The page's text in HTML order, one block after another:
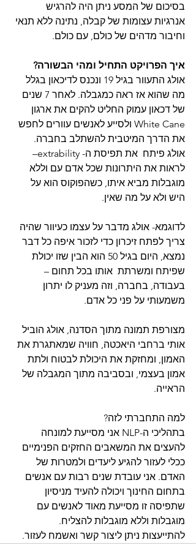
בסיכום של המסע ניתן היה להרגיש
אנרגיות עצומות של קבלה, נתינה ללא תנאי
וחיבור מדהים של כולם, עם כולם.
איך הפרויקט התחיל ומהי הבשורה?
אולג התעוור בגיל 19 ונכנס לדיכאון בגלל
מה שהוא אז ראה כמגבלה. לאחר 7 שנים
של דכאון עמוק החליט להקים את ארגון
White Cane ולסייע לאנשים עוורים לחפש
את הדרך המיטבית להשתלב בחברה.
אולג פיתח  את תפיסת ה- extrability–
לראות את היתרונות שכל אדם עם וללא
מוגבלות מביא איתו, כשהפוקוס הוא על
היש ולא על מה שאין.
לדוגמא- אולג מדבר על עצמו כעיוור שהיה
צריך לפתח זיכרון כדי לזכור איפה כל דבר
נמצא, היום בגיל 50 הוא הבין שזו יכולת
שפיתח ומשרתת  אותו בכל תחום –
בעבודה, בחברה, וזה מעניק לו יתרון
משמעותי על פני כל אדם.
מצורפת תמונה מתוך הסדנה, אולג הוביל
אותי ברחבי היאכטה, חוויה שמאתגרת את
האמון, ומחזקת את היכולת לבטוח ולתת
אמון בעצמי, ובסביבה מתוך המגבלה של
הראייה.
למה התחברתי לזה?
בתהליכי ה-NLP אני מסייעת למונחה
להעצים את המשאבים החזקים הפנימיים
ככלי לעזור להגיע ליעדים ולמטרות של
האדם. אני עובדת שנים רבות עם אנשים
בתחום החינוך ויכולה להעיד מניסיון
שתפיסה זו מסייעת מאוד לאנשים עם
מוגבלות וללא מוגבלות להצליח.
להתייעצות ניתן ליצור קשר ואשמח לעזור.